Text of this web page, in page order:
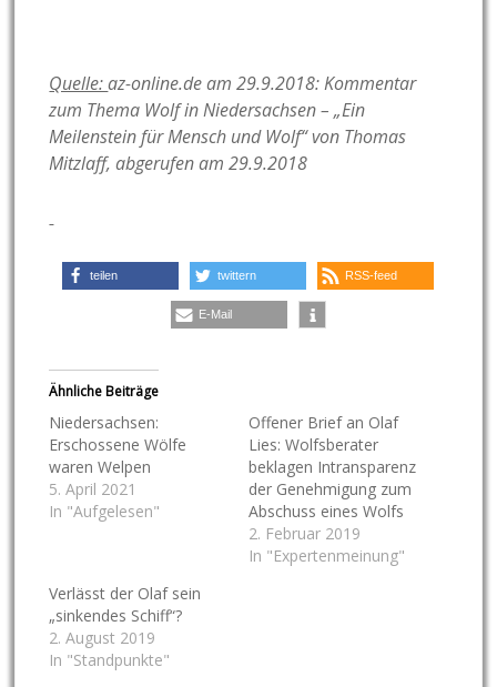
Quelle:az-online.de am 29.9.2018: Kommentar
zum Thema Wolf in Niedersachsen – „Ein
Meilenstein für Mensch und Wolf“ von Thomas
Mitzlaff, abgerufen am 29.9.2018
teilen twittern RSS-feed
E-Mail
Ähnliche Beiträge
Niedersachsen:
Erschossene Wölfe
waren Welpen
5. April 2021
In "Aufgelesen"
Offener Brief an Olaf
Lies: Wolfsberater
beklagen Intransparenz
der Genehmigung zum
Abschuss eines Wolfs
2. Februar 2019
In "Expertenmeinung"
Verlässt der Olaf sein
„sinkendes Schiff“?
2. August 2019
In "Standpunkte"